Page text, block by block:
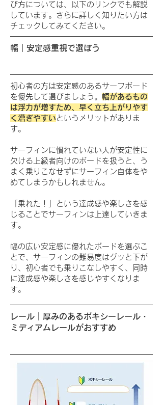
び方については、以下のリンクでも解説
しています。さらに詳しく知りたい方は
チェックしてみてください。
幅｜安定感重視で選ぼう
初心者の方は安定感のあるサーフボード
を優先して選びましょう。 幅があるもの
は浮力が増すため、早く立ち上がりやす
く漕ぎやすい というメリットがありま
す。
サーフィンに慣れていない人が安定性に
欠ける上級者向けのボードを扱うと、う
まく乗りこなせずにサーフィン自体をや
めてしまうかもしれません。
「乗れた！」という達成感や楽しさを感
じることでサーフィンは上達していきま
す。
幅の広い安定感に優れたボードを選ぶこ
とで、サーフィンの難易度はグッと下が
り、初心者でも乗りこなしやすく、同時
に達成感や楽しさを感じやすくなりま
す。
レール｜厚みのあるボキシーレール・
ミディアムレールがおすすめ